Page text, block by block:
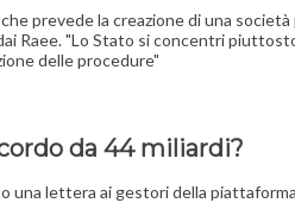
prevede la creazione di una società
Raee. "Lo Stato si concentri
delle procedure"
da 44 miliardi?
una lettera ai gestori della